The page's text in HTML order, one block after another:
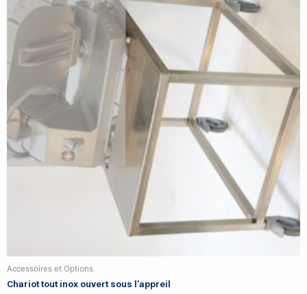
Accessoires et Options
Chariot tout inox ouvert sous l’appreil